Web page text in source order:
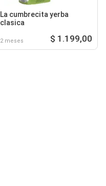
La cumbrecita yerba
clasica
2 meses $ 1.199,00